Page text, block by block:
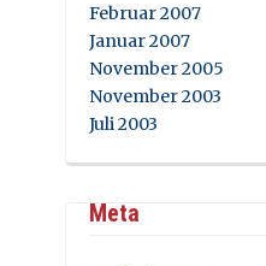
Februar 2007
Januar 2007
November 2005
November 2003
Juli 2003
Meta